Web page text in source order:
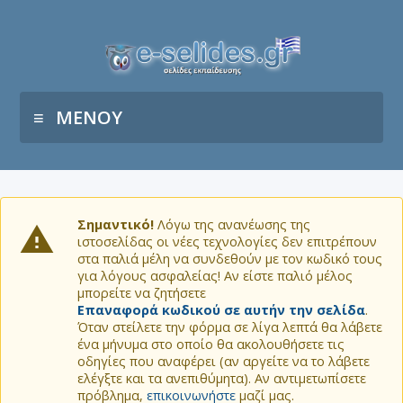
ΜΕΝΟΥ
Σημαντικό! Λόγω της ανανέωσης της
ιστοσελίδας οι νέες τεχνολογίες δεν επιτρέπουν
στα παλιά μέλη να συνδεθούν με τον κωδικό τους
για λόγους ασφαλείας! Αν είστε παλιό μέλος
μπορείτε να ζητήσετε
Επαναφορά κωδικού σε αυτήν την σελίδα.
Όταν στείλετε την φόρμα σε λίγα λεπτά θα λάβετε
ένα μήνυμα στο οποίο θα ακολουθήσετε τις
οδηγίες που αναφέρει (αν αργείτε να το λάβετε
ελέγξτε και τα ανεπιθύμητα). Αν αντιμετωπίσετε
πρόβλημα, επικοινωνήστε μαζί μας.